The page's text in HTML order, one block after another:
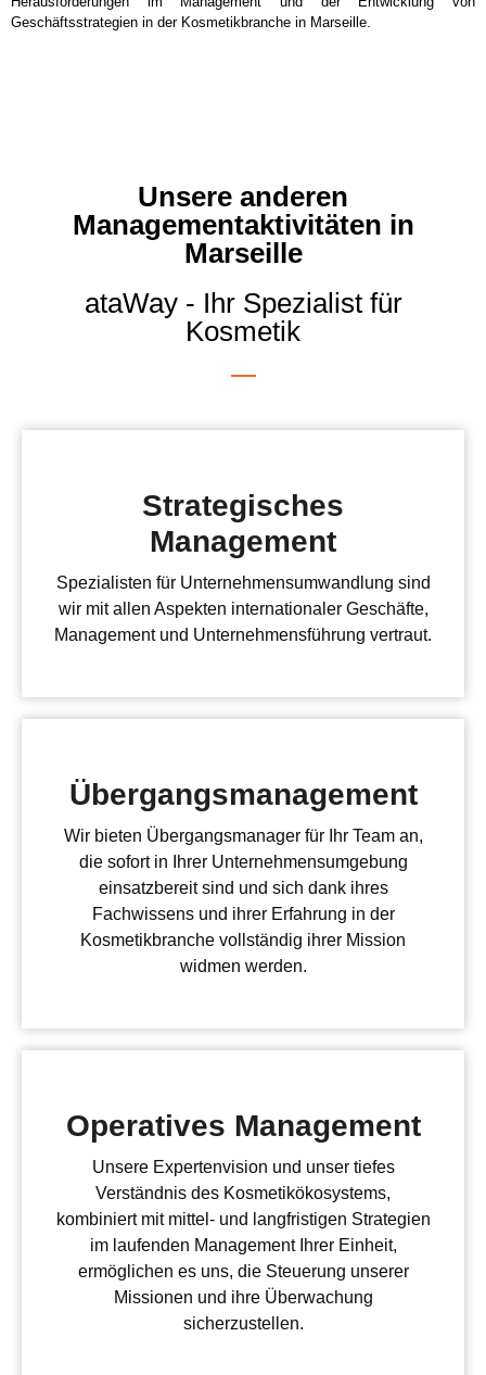
Geschäftsstrategien in der Kosmetikbranche in Marseille.
Unsere anderen
Managementaktivitäten in
Marseille
ataWay - Ihr Spezialist für
Kosmetik
Strategisches
Management
Spezialisten für Unternehmensumwandlung sind
wir mit allen Aspekten internationaler Geschäfte,
Management und Unternehmensführung vertraut.
Übergangsmanagement
Wir bieten Übergangsmanager für Ihr Team an,
die sofort in Ihrer Unternehmensumgebung
einsatzbereit sind und sich dank ihres
Fachwissens und ihrer Erfahrung in der
Kosmetikbranche vollständig ihrer Mission
widmen werden.
Operatives Management
Unsere Expertenvision und unser tiefes
Verständnis des Kosmetikökosystems,
kombiniert mit mittel- und langfristigen Strategien
im laufenden Management Ihrer Einheit,
ermöglichen es uns, die Steuerung unserer
Missionen und ihre Überwachung
sicherzustellen.